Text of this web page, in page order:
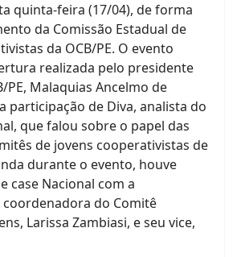
quinta-feira (17/04), de forma
da Comissão Estadual de
da OCB/PE. O evento
realizada pelo presidente
PE, Malaquias Ancelmo de
participação de Diva, analista do
que falou sobre o papel das
de jovens cooperativistas de
durante o evento, houve
case Nacional com a
do Comitê
Larissa Zambiasi, e seu vice,